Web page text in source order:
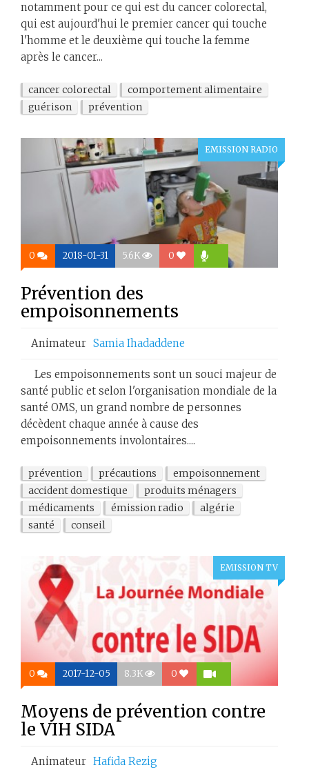
notamment pour ce qui est du cancer colorectal,
qui est aujourd'hui le premier cancer qui touche
l'homme et le deuxième qui touche la femme
après le cancer...
cancer colorectal
comportement alimentaire
guérison
prévention
EMISSION RADIO
0 2018-01-31 5.6K 0
Prévention des
empoisonnements
Animateur Samia Ihadaddene
Les empoisonnements sont un souci majeur de
santé public et selon l'organisation mondiale de la
santé OMS, un grand nombre de personnes
décèdent chaque année à cause des
empoisonnements involontaires....
prévention précautions
empoisonnement
accident domestique
produits ménagers
médicaments
émission radio
algérie
santé
conseil
EMISSION TV
0 2017-12-05 8.3K 0
Moyens de prévention contre
le VIH SIDA
Animateur Hafida Rezig